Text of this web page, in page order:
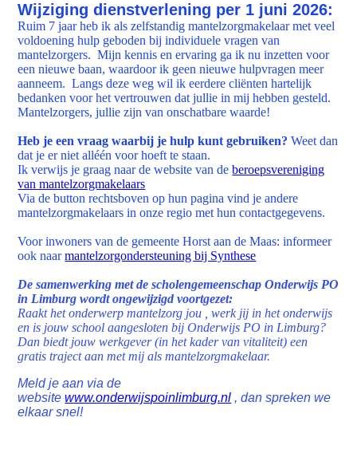
Wijziging dienstverlening per 1 juni 2026:
Ruim 7 jaar heb ik als zelfstandig mantelzorgmakelaar met veel
voldoening hulp geboden bij individuele vragen van
mantelzorgers. Mijn kennis en ervaring ga ik nu inzetten voor
een nieuwe baan, waardoor ik geen nieuwe hulpvragen meer
aanneem. Langs deze weg wil ik eerdere cliënten hartelijk
bedanken voor het vertrouwen dat jullie in mij hebben gesteld.
Mantelzorgers, jullie zijn van onschatbare waarde!
Heb je een vraag waarbij je hulp kunt gebruiken?Weet dan
dat je er niet alléén voor hoeft te staan.
Ik verwijs je graag naar de website van deberoepsvereniging
van mantelzorgmakelaars
Via de button rechtsboven op hun pagina vind je andere
mantelzorgmakelaars in onze regio met hun contactgegevens.
Voor inwoners van de gemeente Horst aan de Maas: informeer
ook naarmantelzorgondersteuning bij Synthese
De samenwerking met de scholengemeenschap Onderwijs PO
in Limburg wordt ongewijzigd voortgezet:
Raakt het onderwerp mantelzorg jou , werk jij in het onderwijs
en is jouw school aangesloten bij Onderwijs PO in Limburg?
Dan biedt jouw werkgever (in het kader van vitaliteit) een
gratis traject aan met mij als mantelzorgmakelaar.
Meld je aan via de
websitewww.onderwijspoinlimburg.nl , dan spreken we
elkaar snel!